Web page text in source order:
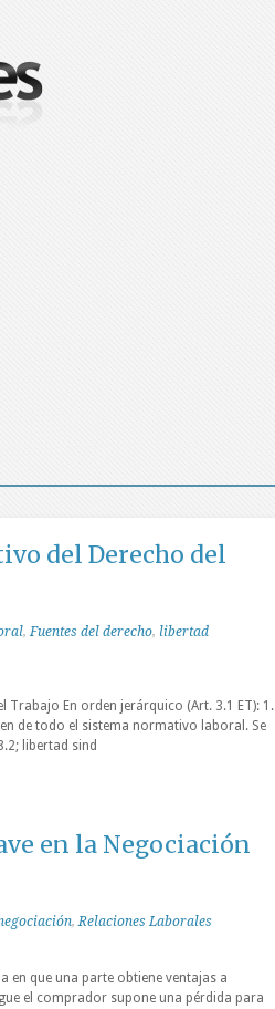
del Derecho del
,Fuentes del derecho, libertad
Trabajo En orden jerárquico (Art. 3.1 ET): 1.
de todo el sistema normativo laboral. Se
libertad sind
en la Negociación
,Relaciones Laborales
en que una parte obtiene ventajas a
el comprador supone una pérdida para